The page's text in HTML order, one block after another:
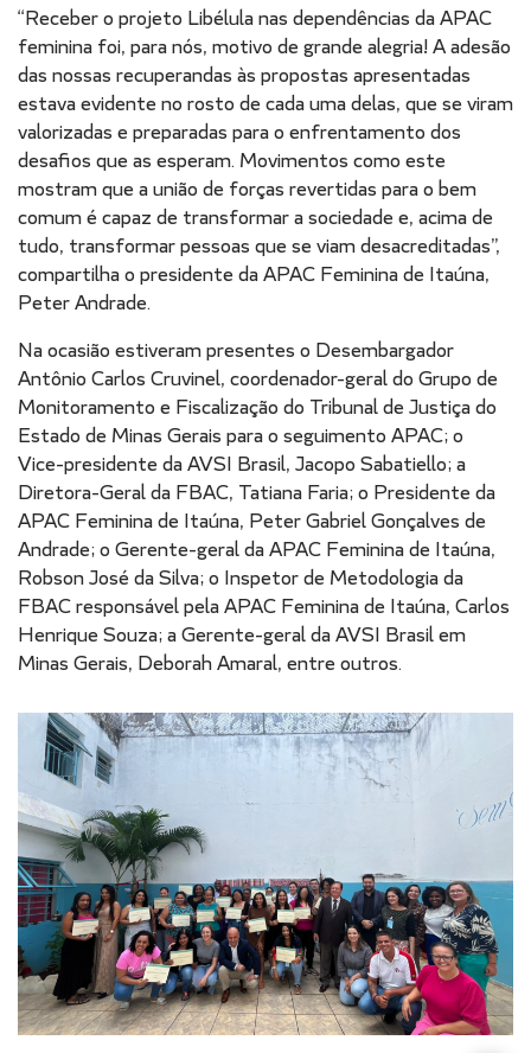
“Receber o projeto Libélula nas dependências da APAC
feminina foi, para nós, motivo de grande alegria! A adesão
das nossas recuperandas às propostas apresentadas
estava evidente no rosto de cada uma delas, que se viram
valorizadas e preparadas para o enfrentamento dos
desafios que as esperam. Movimentos como este
mostram que a união de forças revertidas para o bem
comum é capaz de transformar a sociedade e, acima de
tudo, transformar pessoas que se viam desacreditadas”,
compartilha o presidente da APAC Feminina de Itaúna,
Peter Andrade.
Na ocasião estiveram presentes o Desembargador
Antônio Carlos Cruvinel, coordenador-geral do Grupo de
Monitoramento e Fiscalização do Tribunal de Justiça do
Estado de Minas Gerais para o seguimento APAC; o
Vice-presidente da AVSI Brasil, Jacopo Sabatiello; a
Diretora-Geral da FBAC, Tatiana Faria; o Presidente da
APAC Feminina de Itaúna, Peter Gabriel Gonçalves de
Andrade; o Gerente-geral da APAC Feminina de Itaúna,
Robson José da Silva; o Inspetor de Metodologia da
FBAC responsável pela APAC Feminina de Itaúna, Carlos
Henrique Souza; a Gerente-geral da AVSI Brasil em
Minas Gerais, Deborah Amaral, entre outros.